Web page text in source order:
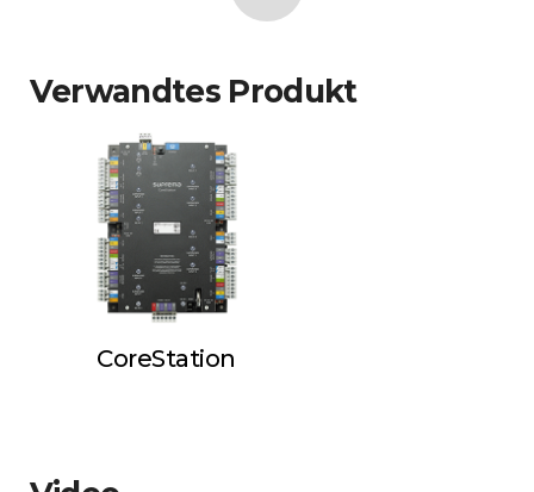
Verwandtes Produkt
CoreStation